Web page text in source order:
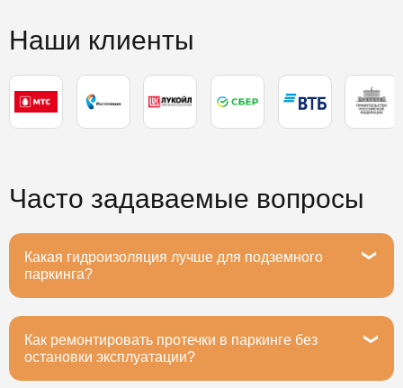
Наши клиенты
Часто задаваемые вопросы
Какая гидроизоляция лучше для подземного
паркинга?
Рекомендуем полимочевину или ПВХ-мембраны -
они выдерживают вибрацию от машин, устойчивы к
маслам и реагентам. Срок службы 20+ лет при
Как ремонтировать протечки в паркинге без
остановки эксплуатации?